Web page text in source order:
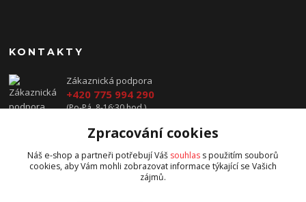
KONTAKTY
Zákaznická podpora
+420 775 994 290
(Po-Pá, 8-16:30 hod.)
prodej@jawavysocina.cz
Zpracování cookies
Náš e-shop a partneři potřebují Váš souhlas s použitím souborů
cookies, aby Vám mohli zobrazovat informace týkající se Vašich
zájmů.